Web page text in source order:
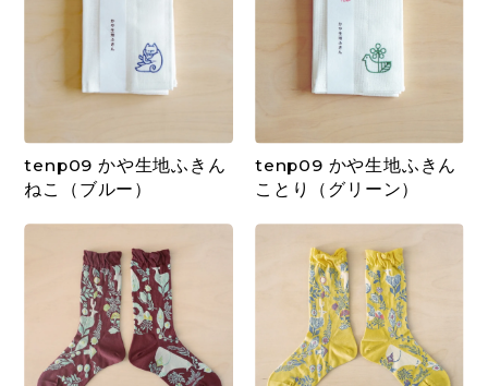
tenp09 かや生地ふきん
ねこ（ブルー）
tenp09 かや生地ふきん
ことり（グリーン）